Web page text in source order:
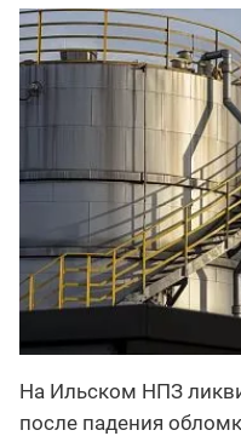
На Ильском НПЗ
после падения